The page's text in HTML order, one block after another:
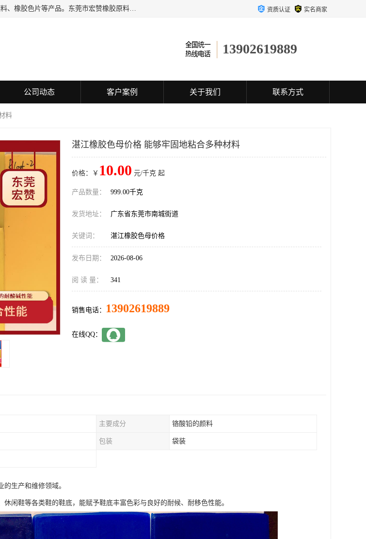
东莞市宏赞橡胶原料有限公司批量供应：橡胶色胶、橡胶色母、橡胶色母胶、橡胶颜料、橡胶色片等产品。东莞市宏赞橡胶原料有限公司经营已经十五年的历史，目前的客户群广达东南亚各国，也是目前橡胶制造密集度高的中国大陆橡胶制品工厂使用多，市场占有率高的色胶专业生产工厂。 资质认证 实名商家
13902619889
公司动态 客户案例 关于我们 联系方式
料
湛江橡胶色母价格 能够牢固地粘合多种材料
价格：￥ 10.00 元/千克 起
产品数量： 999.00千克
发货地址： 广东省东莞市南城街道
关键词： 湛江橡胶色母价格
发布日期： 2026-08-06
阅 读 量： 341
销售电话： 13902619889
在线QQ：
主要成分 铬酸铅的颜料
包装 袋装
生产和维修领域。
闲鞋等各类鞋的鞋底，能赋予鞋底丰富色彩与良好的耐候、耐移色性能。